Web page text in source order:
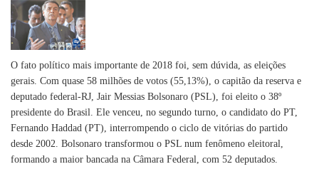
O fato político mais importante de 2018 foi, sem dúvida, as eleições
gerais. Com quase 58 milhões de votos (55,13%), o capitão da reserva e
deputado federal-RJ, Jair Messias Bolsonaro (PSL), foi eleito o 38º
presidente do Brasil. Ele venceu, no segundo turno, o candidato do PT,
Fernando Haddad (PT), interrompendo o ciclo de vitórias do partido
desde 2002. Bolsonaro transformou o PSL num fenômeno eleitoral,
formando a maior bancada na Câmara Federal, com 52 deputados.